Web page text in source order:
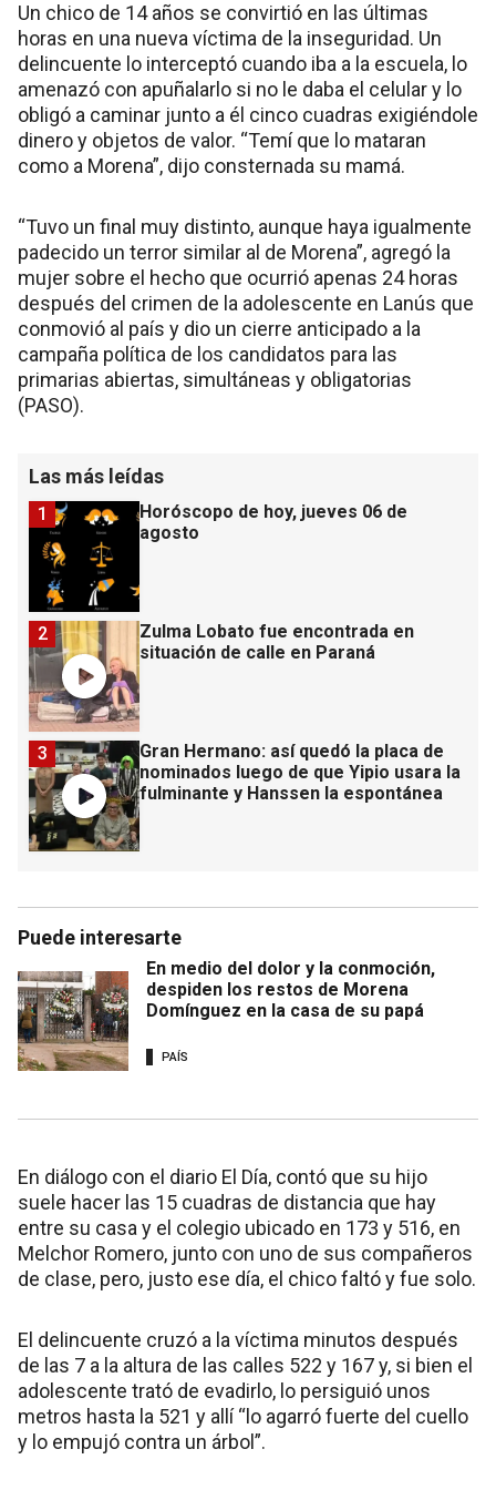
Un chico de 14 años se convirtió en las últimas
horas en una nueva víctima de la inseguridad. Un
delincuente lo interceptó cuando iba a la escuela, lo
amenazó con apuñalarlo si no le daba el celular y lo
obligó a caminar junto a él cinco cuadras exigiéndole
dinero y objetos de valor. “Temí que lo mataran
como a Morena”, dijo consternada su mamá.
“Tuvo un final muy distinto, aunque haya igualmente
padecido un terror similar al de Morena”, agregó la
mujer sobre el hecho que ocurrió apenas 24 horas
después del crimen de la adolescente en Lanús que
conmovió al país y dio un cierre anticipado a la
campaña política de los candidatos para las
primarias abiertas, simultáneas y obligatorias
(PASO).
Las más leídas
Horóscopo de hoy, jueves 06 de
agosto
1
Zulma Lobato fue encontrada en
situación de calle en Paraná
2
Gran Hermano: así quedó la placa de
nominados luego de que Yipio usara la
fulminante y Hanssen la espontánea
3
Puede interesarte
En medio del dolor y la conmoción,
despiden los restos de Morena
Domínguez en la casa de su papá
PAÍS
En diálogo con el diario El Día, contó que su hijo
suele hacer las 15 cuadras de distancia que hay
entre su casa y el colegio ubicado en 173 y 516, en
Melchor Romero, junto con uno de sus compañeros
de clase, pero, justo ese día, el chico faltó y fue solo.
El delincuente cruzó a la víctima minutos después
de las 7 a la altura de las calles 522 y 167 y, si bien el
adolescente trató de evadirlo, lo persiguió unos
metros hasta la 521 y allí “lo agarró fuerte del cuello
y lo empujó contra un árbol”.